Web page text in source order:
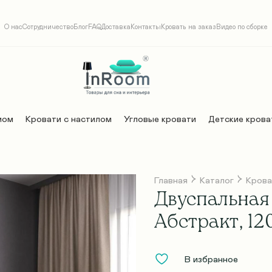
О насСотрудничествоБлогFAQДоставка Контакты Кровать на заказ Видео по сборке
Кровати с настилом Угловые кровати Детские
Главная Каталог
Абстракт,
В избранное